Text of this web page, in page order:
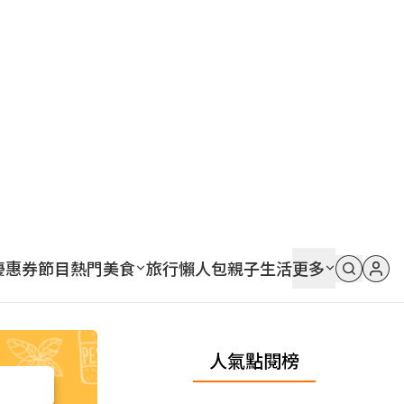
惠券節目熱門美食 旅行懶人包親子生活更多
人氣點閱榜